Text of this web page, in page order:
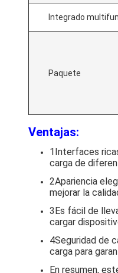
Integrado
Paquete
Ventajas:
1Interfaces
carga de
2Apariencia
mejorar la
3Es fácil de
cargar
4Seguridad de
carga para
En resumen,